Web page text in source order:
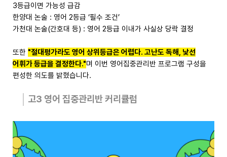
3등급이면 가능성 급감
한양대 논술 : 영어 2등급 ‘필수 조건’
가천대 논술(간호대 등) : 영어 2등급 이내가 사실상 당락 결정
또한 "절대평가라도 영어 상위등급은 어렵다. 고난도 독해, 낯선
어휘가 등급을 결정한다."며 이번 영어집중관리반 프로그램 구성을
편성한 의도를 밝혔습니다.
고3 영어 집중관리반 커리큘럼